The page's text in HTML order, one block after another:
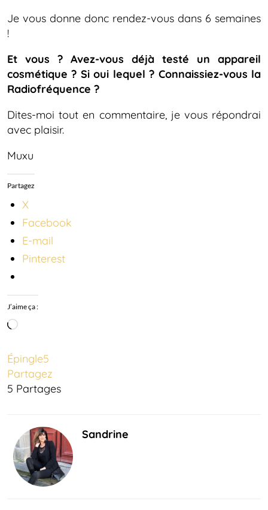
Je vous donne donc rendez-vous dans 6 semaines
!
Et vous ? Avez-vous déjà testé un appareil
cosmétique ? Si oui lequel ? Connaissiez-vous la
Radiofréquence ?
Dites-moi tout en commentaire, je vous répondrai
avec plaisir.
Muxu
Partagez
X
Facebook
E-mail
Pinterest
J’aime ça :
Chargement…
Épingle5
Partagez
5 Partages
Sandrine